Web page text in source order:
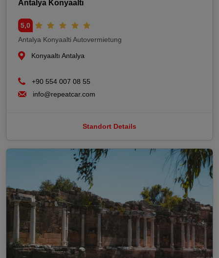
Antalya Konyaaltı
5,0
Antalya Konyaalti Autovermietung
Konyaaltı Antalya
+90 554 007 08 55
info@repeatcar.com
Standort Details